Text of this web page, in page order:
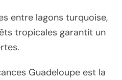
entre lagons turquoise,
tropicales garantit un
Guadeloupe est la